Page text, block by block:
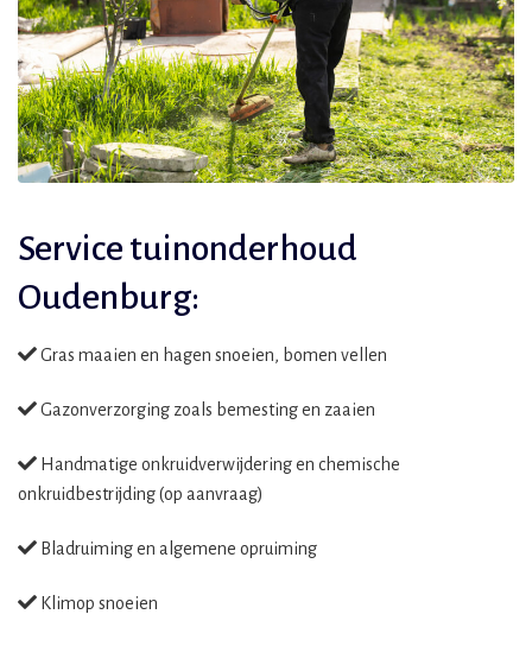
Service tuinonderhoud
Oudenburg:
Gras maaien en hagen snoeien, bomen vellen
Gazonverzorging zoals bemesting en zaaien
Handmatige onkruidverwijdering en chemische
onkruidbestrijding (op aanvraag)
Bladruiming en algemene opruiming
Klimop snoeien